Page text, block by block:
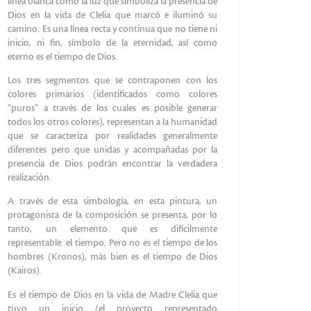
Dios en la vida de Clelia que marcó e iluminó su
camino. Es una línea recta y continua que no tiene ni
inicio, ni fin, símbolo de la eternidad, así como
eterno es el tiempo de Dios.
Los tres segmentos que se contraponen con los
colores primarios (identificados como colores
“puros” a través de los cuales es posible generar
todos los otros colores), representan a la humanidad
que se caracteriza por realidades generalmente
diferentes pero que unidas y acompañadas por la
presencia de Dios podrán encontrar la verdadera
realización.
A través de esta simbología, en esta pintura, un
protagonista de la composición se presenta, por lo
tanto, un elemento que es difícilmente
representable: el tiempo. Pero no es el tiempo de los
hombres (Kronos), más bien es el tiempo de Dios
(Kairos).
Es el tiempo de Dios en la vida de Madre Clelia que